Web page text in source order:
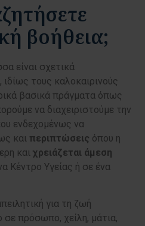
βοήθεια;
είναι σχετικά
τους καλοκαιρινούς
βασικά πράγματα όπως
να διαχειριστούμε την
ενδεχομένως να
και περιπτώσεις όπου η
και χρειάζεται άμεση
Κέντρο Υγείας ή σε ένα
για τη ζωή
σε πρόσωπο, χείλη, μάτια,